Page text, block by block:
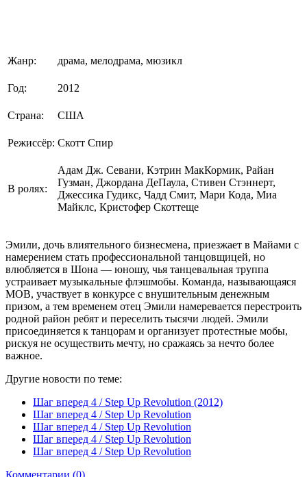
Жанр: драма, мелодрама, мюзикл
Год: 2012
Страна: США
Режиссёр: Скотт Спир
В ролях:
Адам Дж. Севани, Кэтрин МакКормик, Райан
Гузман, Джордана ДеПаула, Стивен Стэннерт,
Джессика Гудикс, Чадд Смит, Мари Кода, Миа
Майклс, Кристофер Скоттеще
Эмили, дочь влиятельного бизнесмена, приезжает в Майами с
намерением стать профессиональной танцовщицей, но
влюбляется в Шона — юношу, чья танцевальная труппа
устраивает музыкальные флэшмобы. Команда, называющаяся
MOB, участвует в конкурсе с внушительным денежным
призом, а тем временем отец Эмили намеревается перестроить
родной район ребят и переселить тысячи людей. Эмили
присоединяется к танцорам и организует протестные мобы,
рискуя не осуществить мечту, но сражаясь за нечто более
важное.
Другие новости по теме:
Шаг вперед 4 / Step Up Revolution (2012)
Шаг вперед 4 / Step Up Revolution
Шаг вперед 4 / Step Up Revolution
Шаг вперед 4 / Step Up Revolution
Шаг вперед 4 / Step Up Revolution
Комментарии (0)